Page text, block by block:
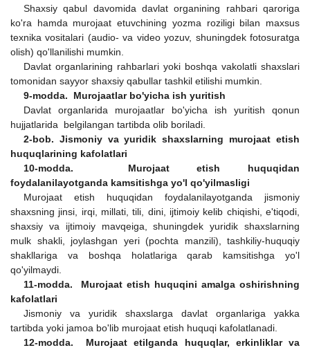
Shaxsiy qabul davomida davlat organining rahbari qaroriga
ko'ra hamda murojaat etuvchining yozma roziligi bilan maxsus
texnika vositalari (audio- va video yozuv, shuningdek fotosuratga
olish) qo'llanilishi mumkin.
Davlat organlarining rahbarlari yoki boshqa vakolatli shaxslari
tomonidan sayyor shaxsiy qabullar tashkil etilishi mumkin.
9-modda. Murojaatlar bo'yicha ish yuritish
Davlat organlarida murojaatlar bo'yicha ish yuritish qonun
hujjatlarida belgilangan tartibda olib boriladi.
2-bob. Jismoniy va yuridik shaxslarning murojaat etish
huquqlarining kafolatlari
10-modda. Murojaat etish huquqidan
foydalanilayotganda kamsitishga yo'l qo'yilmasligi
Murojaat etish huquqidan foydalanilayotganda jismoniy
shaxsning jinsi, irqi, millati, tili, dini, ijtimoiy kelib chiqishi, e'tiqodi,
shaxsiy va ijtimoiy mavqeiga, shuningdek yuridik shaxslarning
mulk shakli, joylashgan yeri (pochta manzili), tashkiliy-huquqiy
shakllariga va boshqa holatlariga qarab kamsitishga yo'l
qo'yilmaydi.
11-modda. Murojaat etish huquqini amalga oshirishning
kafolatlari
Jismoniy va yuridik shaxslarga davlat organlariga yakka
tartibda yoki jamoa bo'lib murojaat etish huquqi kafolatlanadi.
12-modda. Murojaat etilganda huquqlar, erkinliklar va